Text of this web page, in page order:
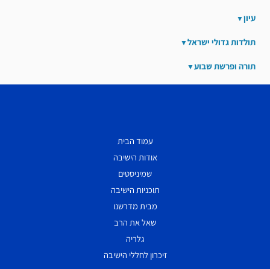
עיון
תולדות גדולי ישראל
תורה ופרשת שבוע
עמוד הבית
אודות הישיבה
שמיניסטים
תוכניות הישיבה
מבית מדרשנו
שאל את הרב
גלריה
זיכרון לחללי הישיבה